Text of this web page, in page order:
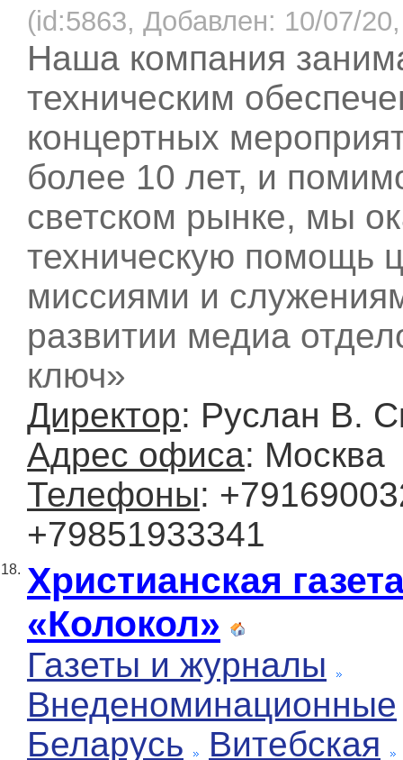
(id:5863, Добавлен: 10/07/
Наша компания
техническим
концертных
более 10 лет, и
светском рынке, мы
техническую помощь
миссиями и
развитии медиа
ключ»
Директор: Руслан В.
Адрес офиса: Москва
Телефоны:
+79851933341
18. Христианская
«Колокол»
Газеты и журналы
Внеденоминационные
Беларусь
Витебская